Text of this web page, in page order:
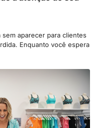
aparecer para clientes
Enquanto você espera